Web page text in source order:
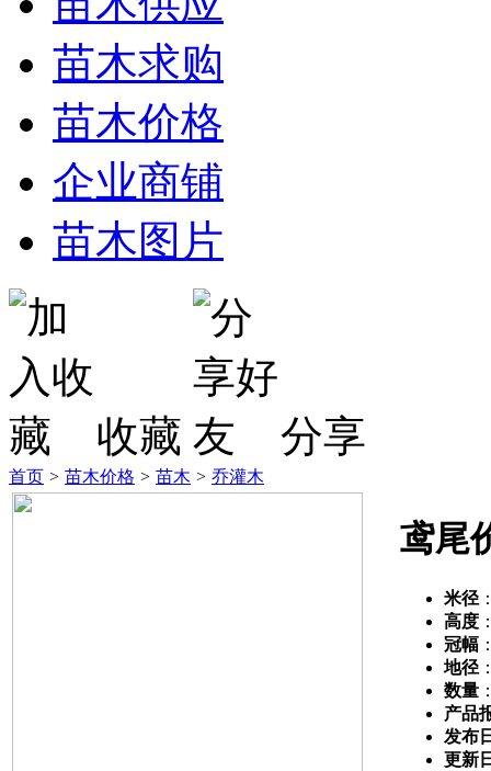
苗木求购
苗木价格
企业商铺
苗木图片
收藏 分享
首页 > 苗木价格 > 苗木 > 乔灌木
鸢尾
米径
高度
冠幅
地径
数量
产品
发布
更新